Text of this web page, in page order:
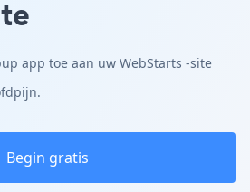
app toe aan uw WebStarts -site
Begin gratis